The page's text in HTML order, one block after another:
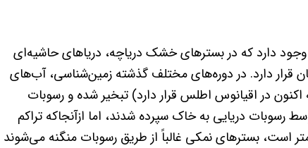
دارد که در بسترهای خشک دریاچه، دریاهای حاشیه‌ای
دارد. در دوره‌های مختلف گذشته زمین‌شناسی، آب‌های
در اقیانوس اطلس قرار دارد) تبخیر شده و رسوبات
دریایی به خاک سپرده شدند، اما ازآنجاکه تراکم
است، بسترهای نمکی غالباً از طریق رسوبات منگنه می‌شوند